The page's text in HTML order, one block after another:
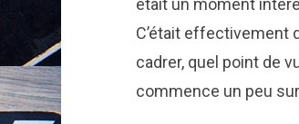
C’était effectivement
cadrer, quel point de
commence un peu